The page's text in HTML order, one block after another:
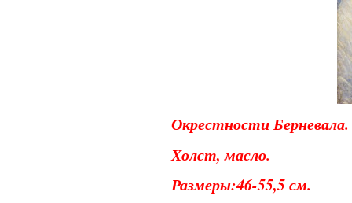
Окрестности Берневала.
Холст, масло.
Размеры:46-55,5 см.